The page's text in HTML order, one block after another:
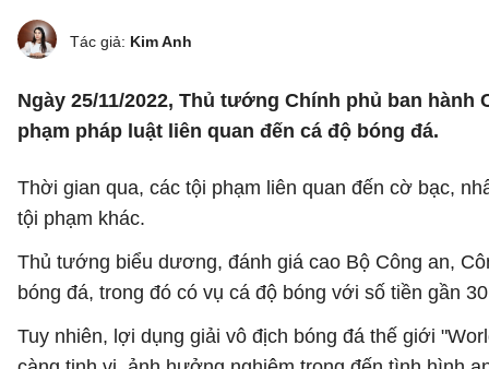
Tác giả: Kim Anh
Ngày 25/11/2022, Thủ tướng Chính phủ ban hành
phạm pháp luật liên quan đến cá độ bóng đá.
Thời gian qua, các tội phạm liên quan đến cờ bạc,
tội phạm khác.
Thủ tướng biểu dương, đánh giá cao Bộ Công an,
bóng đá, trong đó có vụ cá độ bóng với số tiền gần
Tuy nhiên, lợi dụng giải vô địch bóng đá thế giới